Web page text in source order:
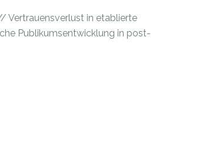
Vertrauensverlust in etablierte
Publikumsentwicklung in post-